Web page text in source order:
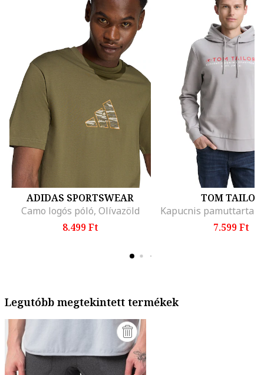
ADIDAS SPORTSWEAR
Camo logós póló, Olívazöld
8.499 Ft
TOM TAILOR
7.599 Ft
Legutóbb megtekintett termékek